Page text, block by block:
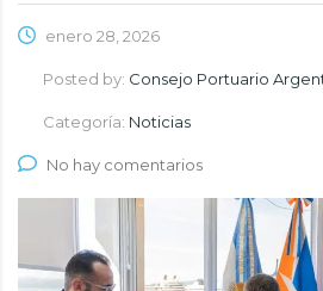
enero 28, 2026
Posted by: Consejo Portuario
Categoría: Noticias
No hay comentarios